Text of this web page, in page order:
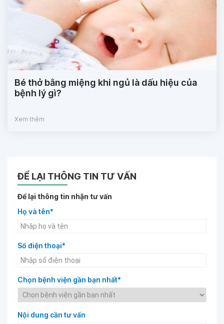
Bé thở bằng miệng khi ngủ là dấu hiệu của
bệnh lý gì?
Xem thêm
ĐỂ LẠI THÔNG TIN TƯ VẤN
Để lại thông tin nhận tư vấn
Họ và tên*
Số điện thoại*
Chọn bệnh viện gần bạn nhất*
Nội dung cần tư vấn